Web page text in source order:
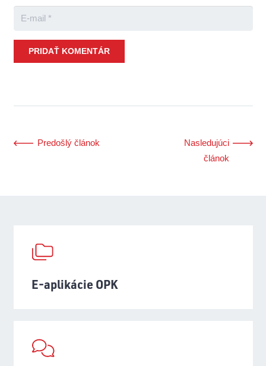
PRIDAŤ KOMENTÁR
Predošlý článok
Nasledujúci
článok
E-aplikácie OPK